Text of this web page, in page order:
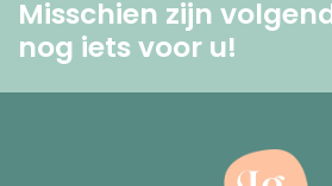
Misschien zijn
nog iets voor u! ​